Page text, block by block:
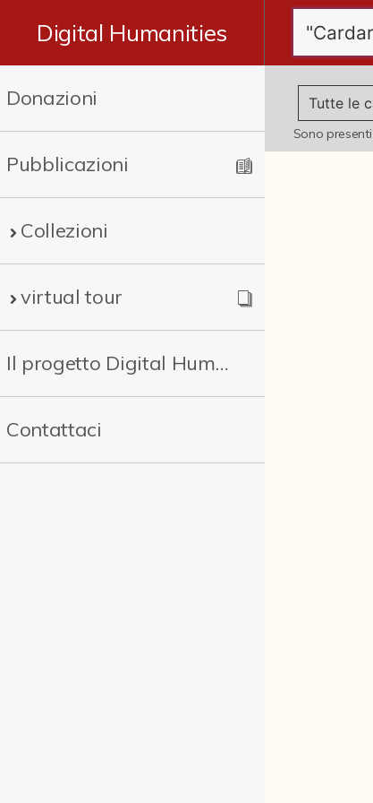
Digital Humanities
Donazioni
Pubblicazioni
Collezioni
virtual tour
Il progetto Digital Humanities
Contattaci
Sono presenti